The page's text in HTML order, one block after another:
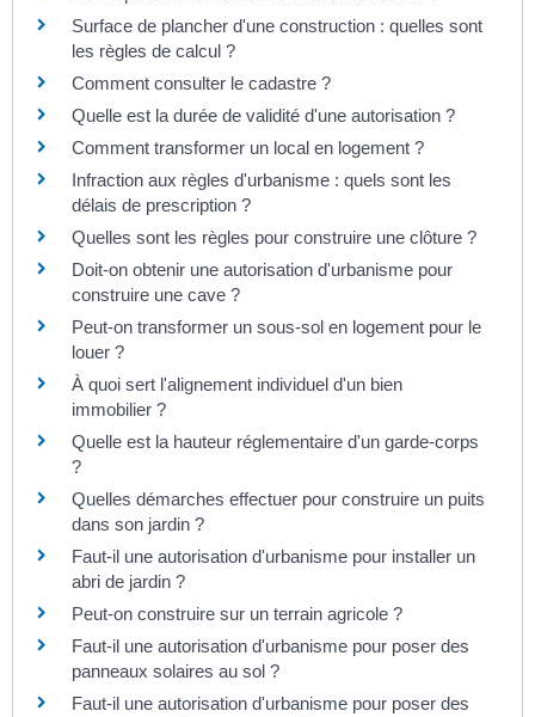
Surface de plancher d'une construction : quelles sont
les règles de calcul ?
Comment consulter le cadastre ?
Quelle est la durée de validité d'une autorisation ?
Comment transformer un local en logement ?
Infraction aux règles d'urbanisme : quels sont les
délais de prescription ?
Quelles sont les règles pour construire une clôture ?
Doit-on obtenir une autorisation d'urbanisme pour
construire une cave ?
Peut-on transformer un sous-sol en logement pour le
louer ?
À quoi sert l'alignement individuel d'un bien
immobilier ?
Quelle est la hauteur réglementaire d'un garde-corps
?
Quelles démarches effectuer pour construire un puits
dans son jardin ?
Faut-il une autorisation d'urbanisme pour installer un
abri de jardin ?
Peut-on construire sur un terrain agricole ?
Faut-il une autorisation d'urbanisme pour poser des
panneaux solaires au sol ?
Faut-il une autorisation d'urbanisme pour poser des